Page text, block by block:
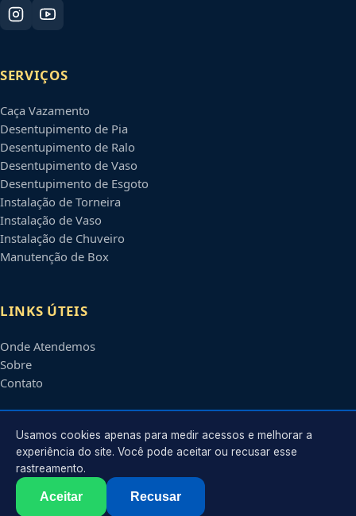
SERVIÇOS
Caça Vazamento
Desentupimento de Pia
Desentupimento de Ralo
Desentupimento de Vaso
Desentupimento de Esgoto
Instalação de Torneira
Instalação de Vaso
Instalação de Chuveiro
Manutenção de Box
LINKS ÚTEIS
Onde Atendemos
Sobre
Contato
CONTATO
Atendimento em
contato@encanadoremsaoluis.com.br
2026 Encanador emSão Luís . Todos os direitos reservados.
Usamos cookies apenas para medir acessos e melhorar a
experiência do site. Você pode aceitar ou recusar esse
rastreamento.
Aceitar Recusar